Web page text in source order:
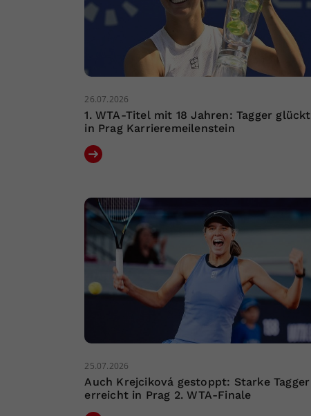
26.07.2026
1. WTA-Titel mit 18 Jahren: Tagger glückt
in Prag Karrieremeilenstein
25.07.2026
Auch Krejciková gestoppt: Starke Tagger
erreicht in Prag 2. WTA-Finale